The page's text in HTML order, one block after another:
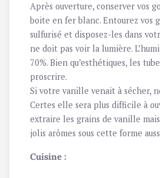
Après ouverture, conserver vos
boite en fer blanc. Entourez vos
sulfurisé et disposez-les dans
ne doit pas voir la lumière.
70%. Bien qu’esthétiques, les
proscrire.
Si votre vanille venait à sécher,
Certes elle sera plus difficile à
extraire les grains de vanille
jolis arômes sous cette forme
Cuisine :